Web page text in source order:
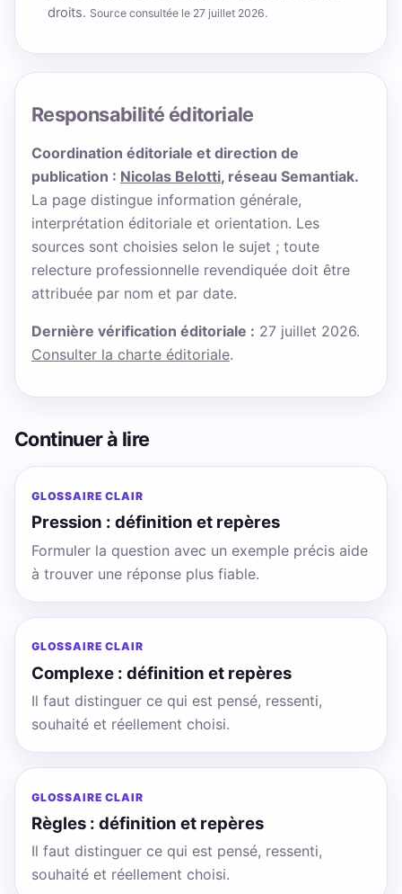
droits. Source consultée le 27 juillet 2026.
Responsabilité éditoriale
Coordination éditoriale et direction de
publication : Nicolas Belotti, réseau Semantiak.
La page distingue information générale,
interprétation éditoriale et orientation. Les
sources sont choisies selon le sujet ; toute
relecture professionnelle revendiquée doit être
attribuée par nom et par date.
Dernière vérification éditoriale : 27 juillet 2026.
Consulter la charte éditoriale.
Continuer à lire
GLOSSAIRE CLAIR
Pression : définition et repères
Formuler la question avec un exemple précis aide
à trouver une réponse plus fiable.
GLOSSAIRE CLAIR
Complexe : définition et repères
Il faut distinguer ce qui est pensé, ressenti,
souhaité et réellement choisi.
GLOSSAIRE CLAIR
Règles : définition et repères
Il faut distinguer ce qui est pensé, ressenti,
souhaité et réellement choisi.